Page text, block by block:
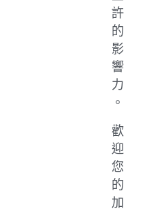
許
的
影
響
力
。
歡
迎
您
的
加